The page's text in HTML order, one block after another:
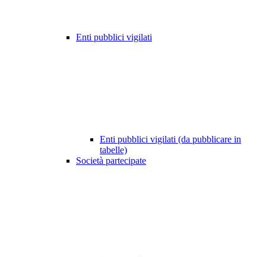
Enti pubblici vigilati
Enti pubblici vigilati (da pubblicare in
tabelle)
Società partecipate